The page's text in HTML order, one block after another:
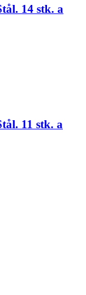
14 stk. a
11 stk. a